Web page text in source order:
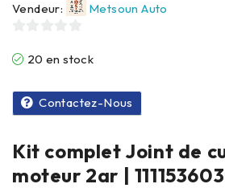
Vendeur: Metsoun Auto
sur20 en stock
Contactez-Nous
Kit complet Joint de
moteur 2ar |